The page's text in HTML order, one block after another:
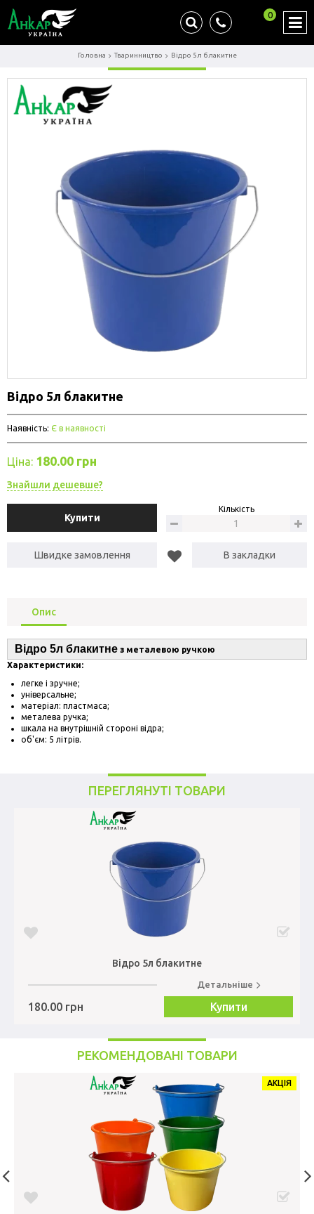
0
Головна Тваринництво Відро 5л блакитне
Відро 5л блакитне
Наявність: Є в наявності
Ціна: 180.00 грн
Знайшли дешевше?
Купити
Кількість
Швидке замовлення В закладки
Опис
Відро 5л блакитне з металевою ручкою
Характеристики:
легке і зручне;
універсальне;
матеріал: пластмаса;
металева ручка;
шкала на внутрішній стороні відра;
об'єм: 5 літрів.
ПЕРЕГЛЯНУТІ ТОВАРИ
Відро 5л блакитне
180.00 грн
Детальніше
Купити
РЕКОМЕНДОВАНІ ТОВАРИ
АКЦІЯ